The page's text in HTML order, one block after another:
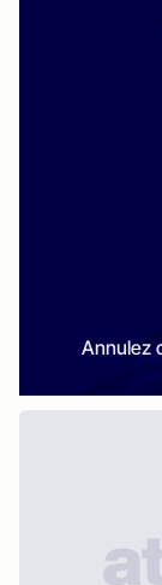
Annulez